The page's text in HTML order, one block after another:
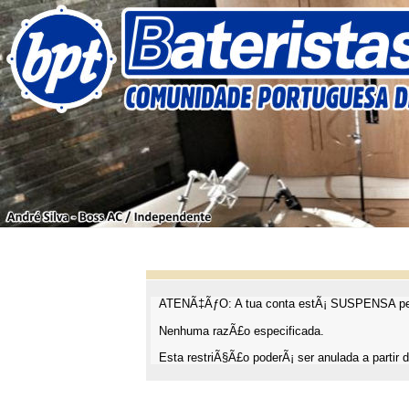
ATENÃ‡ÃƒO: A tua conta estÃ¡ SUSPENSA
Nenhuma razÃ£o especificada.
Esta restriÃ§Ã£o poderÃ¡ ser anulada a partir